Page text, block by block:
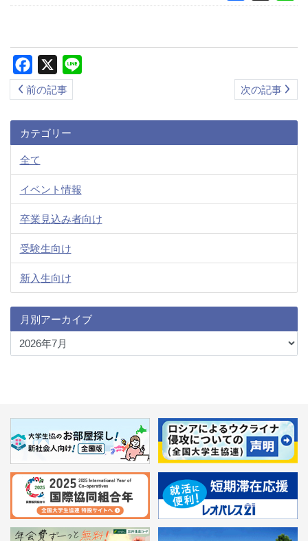
Facebook
前の記事 次の記事
カテゴリー
全て
イベント情報
卒業見込み者向け
受験生向け
新入生向け
月別アーカイブ